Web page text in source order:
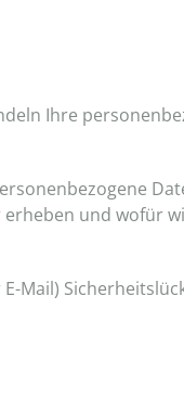
Ihre
und wofür
Mail)